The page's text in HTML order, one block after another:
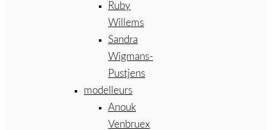
Ruby
Willems
Sandra
Wigmans-
Pustjens
modelleurs
Anouk
Venbruex